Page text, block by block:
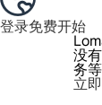
登录免费开始
没
务等
立